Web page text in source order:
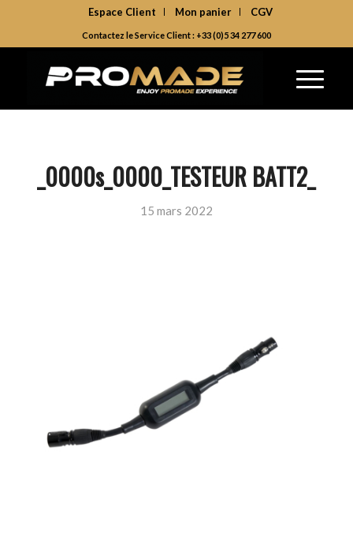
Espace Client Mon panier CGV
Contactez le Service Client : +33 (0)5 34 277 600
_0000s_0000_TESTEUR BATT2_
15 mars 2022